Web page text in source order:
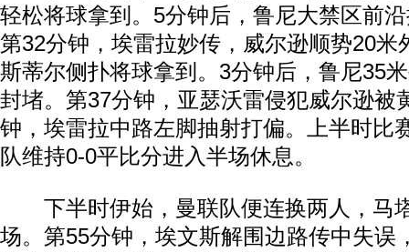
轻松将球拿到。5分钟后，鲁尼大禁区前
第32分钟，埃雷拉妙传，威尔逊顺势20米
斯蒂尔侧扑将球拿到。3分钟后，鲁尼35
封堵。第37分钟，亚瑟沃雷侵犯威尔逊被
钟，埃雷拉中路左脚抽射打偏。上半时比
队维持0-0平比分进入半场休息。
下半时伊始，曼联队便连换两人，马
场。第55分钟，埃文斯解围边路传中失误